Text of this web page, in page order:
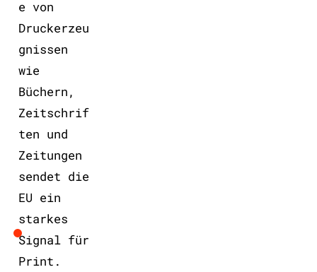
e von
Druckerzeu
gnissen
wie
Büchern,
Zeitschrif
ten und
Zeitungen
sendet die
EU ein
starkes
Signal für
Print.